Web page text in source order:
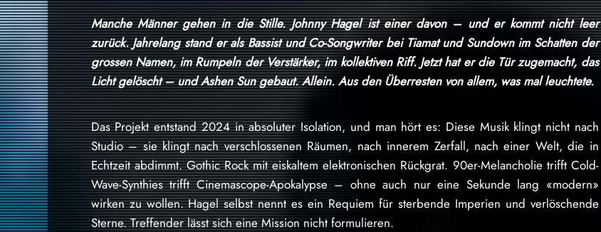
Manche Männer gehen in die Stille. Johnny Hagel ist einer davon – und er kommt nicht leer
zurück. Jahrelang stand er als Bassist und Co-Songwriter bei Tiamat und Sundown im Schatten der
grossen Namen, im Rumpeln der Verstärker, im kollektiven Riff. Jetzt hat er die Tür zugemacht, das
Licht gelöscht – und Ashen Sun gebaut. Allein. Aus den Überresten von allem, was mal leuchtete.
Das Projekt entstand 2024 in absoluter Isolation, und man hört es: Diese Musik klingt nicht nach
Studio – sie klingt nach verschlossenen Räumen, nach innerem Zerfall, nach einer Welt, die in
Echtzeit abdimmt. Gothic Rock mit eiskaltem elektronischen Rückgrat. 90er-Melancholie trifft Cold-
Wave-Synthies trifft Cinemascope-Apokalypse – ohne auch nur eine Sekunde lang «modern»
wirken zu wollen. Hagel selbst nennt es ein Requiem für sterbende Imperien und verlöschende
Sterne. Treffender lässt sich eine Mission nicht formulieren.